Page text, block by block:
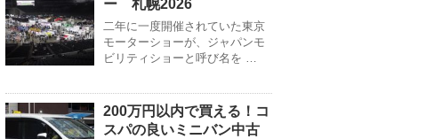
ー 札幌2026
二年に一度開催されていた東京
モーターショーが、ジャパンモ
ビリティショーと呼び名を …
200万円以内で買える！コ
スパの良いミニバン中古